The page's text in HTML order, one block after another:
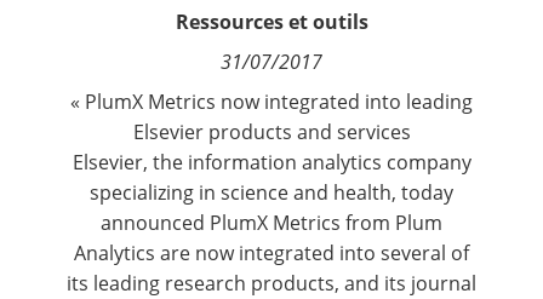
Nous suivre
Ressources et outils
31/07/2017
« PlumX Metrics now integrated into leading
Elsevier products and services
Elsevier, the information analytics company
specializing in science and health, today
announced PlumX Metrics from Plum
Analytics are now integrated into several of
its leading research products, and its journal